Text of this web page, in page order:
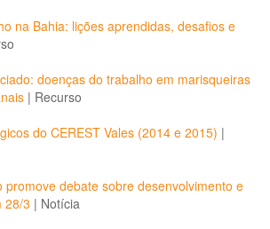
na Bahia: lições aprendidas, desafios e
doenças do trabalho em marisqueiras
| Recurso
do CEREST Vales (2014 e 2015) |
promove debate sobre desenvolvimento e
28/3 | Notícia